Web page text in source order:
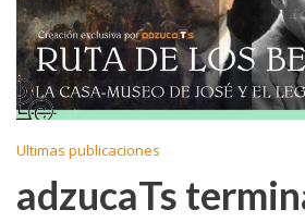
Ultimas publicaciones
adzucaTs